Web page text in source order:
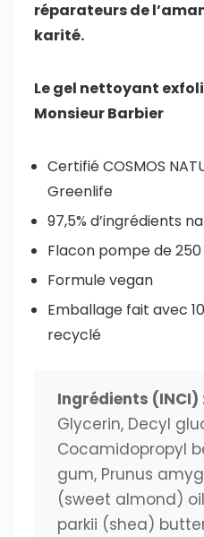
réparateurs de
karité.
Le gel nettoyant
Monsieur Barbier
Certifié COSMOS
Greenlife
97,5% d’ingrédients
Flacon pompe de
Formule vegan
Emballage fait avec
recyclé
Ingrédients (INCI)
Glycerin, Decyl
Cocamidopropyl
gum, Prunus
(sweet almond)
parkii (shea)